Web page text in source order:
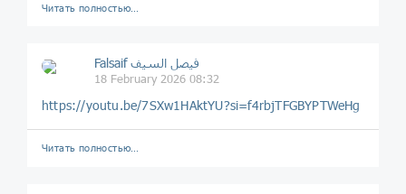
Читать полностью…
Falsaif فيصل السيف
18 February 2026 08:32
https://youtu.be/7SXw1HAktYU?si=f4rbjTFGBYPTWeHg
Читать полностью…